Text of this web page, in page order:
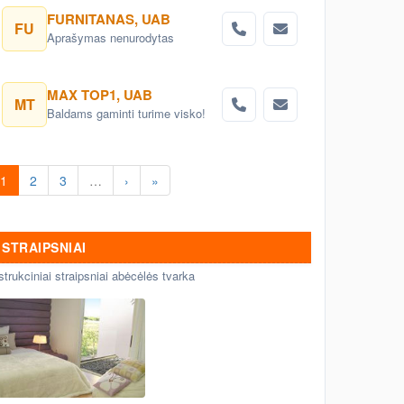
užsakymus. Čiužinių gamyba
pagal individualius poreikius
FU FURNITANAS, UAB
Aprašymas nenurodytas
MT MAX TOP1, UAB
Baldams gaminti turime visko!
1 2 3 … › »
STRAIPSNIAI
straipsniai abėcėlės tvarka